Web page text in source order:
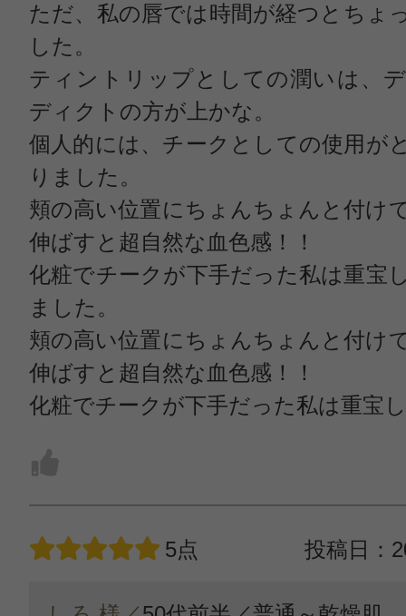
ただ、私の唇では時間が経つとちょ
した。
ティントリップとしての潤いは、
ディクトの方が上かな。
個人的には、チークとしての使用が
りました。
頬の高い位置にちょんちょんと付け
伸ばすと超自然な血色感！！
化粧でチークが下手だった私は重宝
ました。
頬の高い位置にちょんちょんと付け
伸ばすと超自然な血色感！！
化粧でチークが下手だった私は重宝
5点 投稿日：